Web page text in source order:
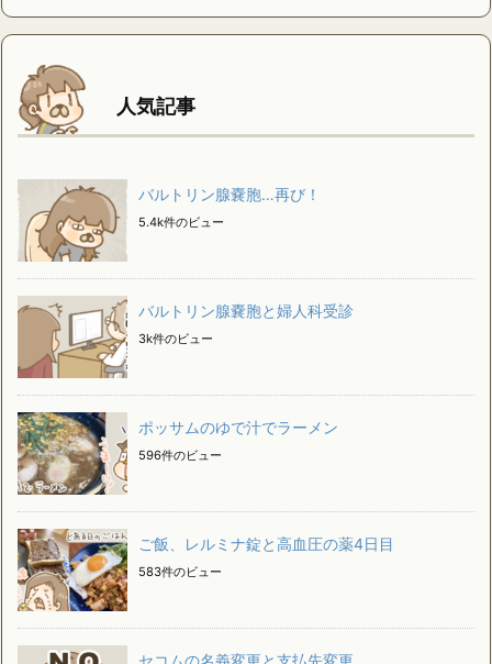
人気記事
バルトリン腺嚢胞…再び！
5.4k件のビュー
バルトリン腺嚢胞と婦人科受診
3k件のビュー
ポッサムのゆで汁でラーメン
596件のビュー
ご飯、レルミナ錠と高血圧の薬4日目
583件のビュー
セコムの名義変更と支払先変更